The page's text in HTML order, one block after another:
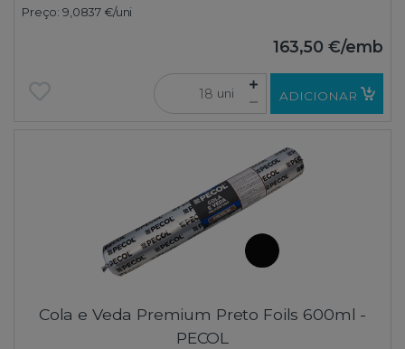
Preço: 9,0837 €/uni
163,50 €/emb
uni ADICIONAR
Cola e Veda Premium Preto Foils 600ml -
PECOL